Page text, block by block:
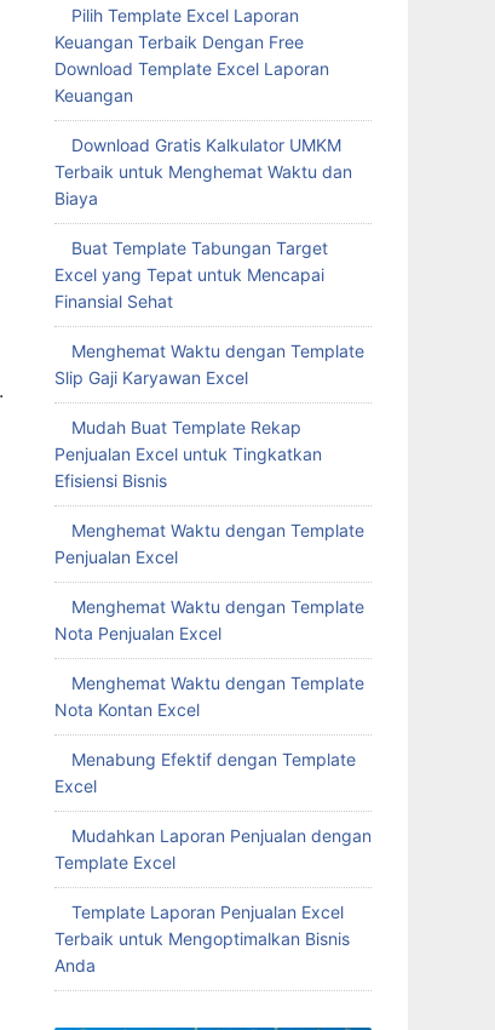
Pilih Template Excel Laporan
Keuangan Terbaik Dengan Free
Download Template Excel Laporan
Keuangan
Download Gratis Kalkulator UMKM
Terbaik untuk Menghemat Waktu dan
Biaya
Buat Template Tabungan Target
Excel yang Tepat untuk Mencapai
Finansial Sehat
Menghemat Waktu dengan Template
Slip Gaji Karyawan Excel
Mudah Buat Template Rekap
Penjualan Excel untuk Tingkatkan
Efisiensi Bisnis
Menghemat Waktu dengan Template
Penjualan Excel
Menghemat Waktu dengan Template
Nota Penjualan Excel
Menghemat Waktu dengan Template
Nota Kontan Excel
Menabung Efektif dengan Template
Excel
Mudahkan Laporan Penjualan dengan
Template Excel
Template Laporan Penjualan Excel
Terbaik untuk Mengoptimalkan Bisnis
Anda